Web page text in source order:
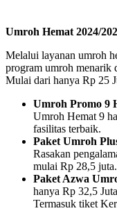
Umroh Hemat 2024/
Melalui layanan umroh
program umroh menarik
Mulai dari hanya Rp 25
Umroh Promo 9
Umroh Hemat 9
fasilitas terbaik.
Paket Umroh
Rasakan
mulai Rp 28,5 juta.
Paket Azwa
hanya Rp 32,5
Termasuk tiket